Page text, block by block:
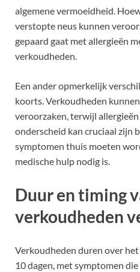
algemene vermoeidheid.
verstopte neus kunnen
gepaard gaat met allergieën
verkoudheden.
Een ander opmerkelijk
koorts. Verkoudheden
veroorzaken, terwijl
onderscheid kan cruciaal zijn
symptomen thuis moeten
medische hulp nodig is.
Duur en timing
verkoudheden
Verkoudheden duren over
10 dagen, met symptomen